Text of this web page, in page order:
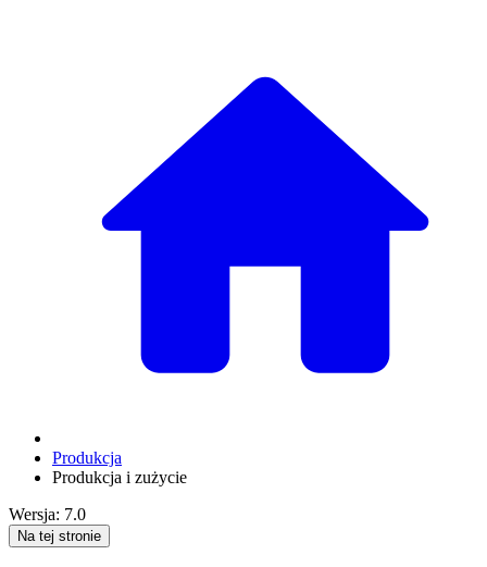
Produkcja
Produkcja i zużycie
Wersja: 7.0
Na tej stronie